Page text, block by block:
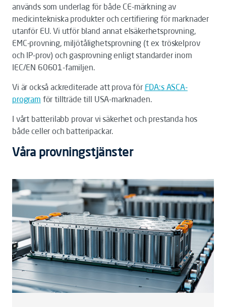
används som underlag för både CE-märkning av
medicintekniska produkter och certifiering för marknader
utanför EU. Vi utför bland annat elsäkerhetsprovning,
EMC-provning, miljötålighetsprovning (t ex tröskelprov
och IP-prov) och gasprovning enligt standarder inom
IEC/EN 60601-familjen.
Vi är också ackrediterade att prova för FDA:s ASCA-
program för tillträde till USA-marknaden.
I vårt batterilabb provar vi säkerhet och prestanda hos
både celler och batteripackar.
Våra provningstjänster